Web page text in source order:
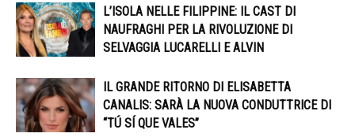
L’ISOLA NELLE FILIPPINE: IL CAST DI
NAUFRAGHI PER LA RIVOLUZIONE DI
SELVAGGIA LUCARELLI E ALVIN
IL GRANDE RITORNO DI ELISABETTA
CANALIS: SARÀ LA NUOVA CONDUTTRICE DI
“TÚ SÍ QUE VALES”